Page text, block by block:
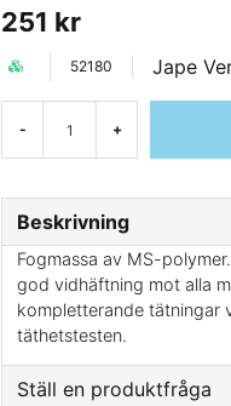
251 kr
52180 Jape
- +
Beskrivning
Fogmassa av MS-
god vidhäftning mot alla
kompletterande tätningar
täthetstesten.
Ställ en produktfråga